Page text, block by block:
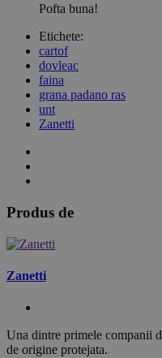
Pofta buna!
Etichete:
cartof
dovleac
faina
grana padano ras
unt
Zanetti
Produs de
Zanetti
Una dintre primele companii
de origine protejata.